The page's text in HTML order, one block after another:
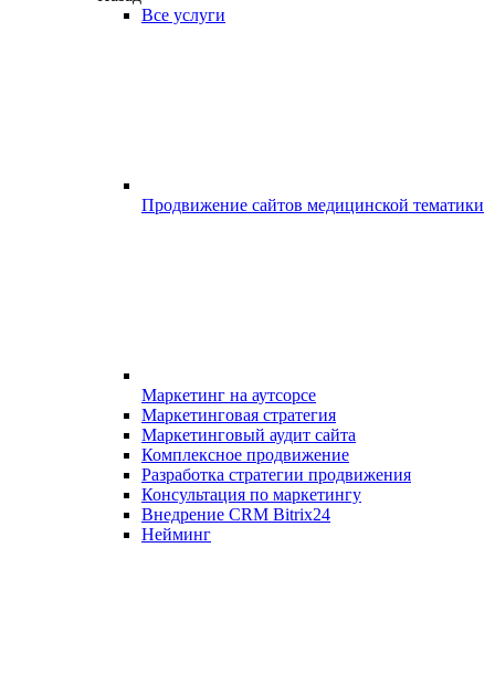
Все услуги
Продвижение сайтов медицинской тематики
Маркетинг на аутсорсе
Маркетинговая стратегия
Маркетинговый аудит сайта
Комплексное продвижение
Разработка стратегии продвижения
Консультация по маркетингу
Внедрение CRM Bitrix24
Нейминг